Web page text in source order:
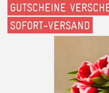
GUTSCHEINE
SOFORT-VERSAND